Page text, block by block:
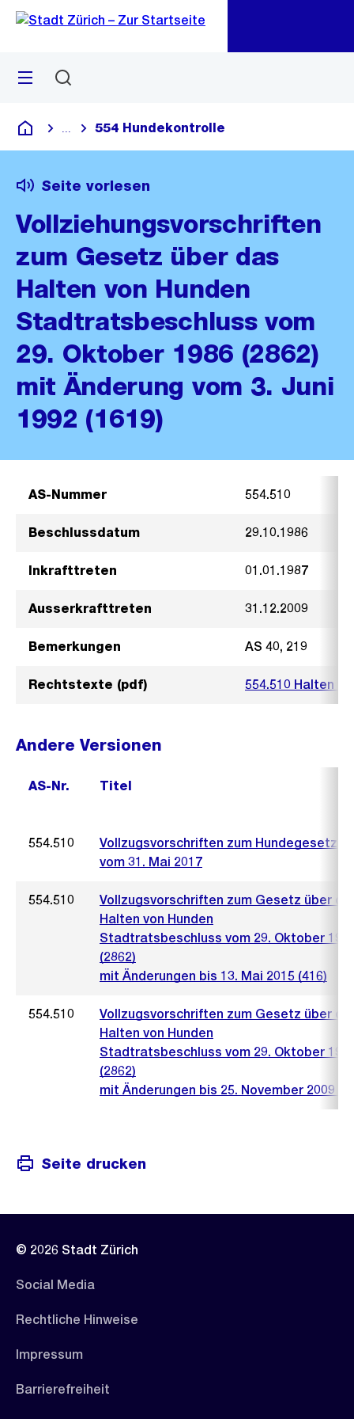
Navigation
Sprunglink
Menü
Deutsch
Blende alle Breadcrumbs ein
554 Hundekontrolle
Seite vorlesen
Vollziehungsvorschriften
zum Gesetz über das
Halten von Hunden
Stadtratsbeschluss vom
29. Oktober 1986 (2862)
mit Änderung vom 3. Juni
1992 (1619)
AS-Nummer 554.510
Beschlussdatum 29.10.1986
Inkrafttreten 01.01.1987
Ausserkrafttreten 31.12.2009
Bemerkungen AS 40, 219
Rechtstexte (pdf) 554.510 Halten
Andere Versionen
AS-Nr. Titel
554.510
Vollzugsvorschriften zum Hundegesetz
vom 31. Mai 2017
554.510
Vollzugsvorschriften zum Gesetz über
Halten von Hunden
Stadtratsbeschluss vom 29. Oktober
(2862)
mit Änderungen bis 13. Mai 2015 (416)
554.510
Vollzugsvorschriften zum Gesetz über
Halten von Hunden
Stadtratsbeschluss vom 29. Oktober
(2862)
mit Änderungen bis 25. November 2009
Seite drucken
© 2026 Stadt Zürich
Social Media
Rechtliche Hinweise
Impressum
Barrierefreiheit